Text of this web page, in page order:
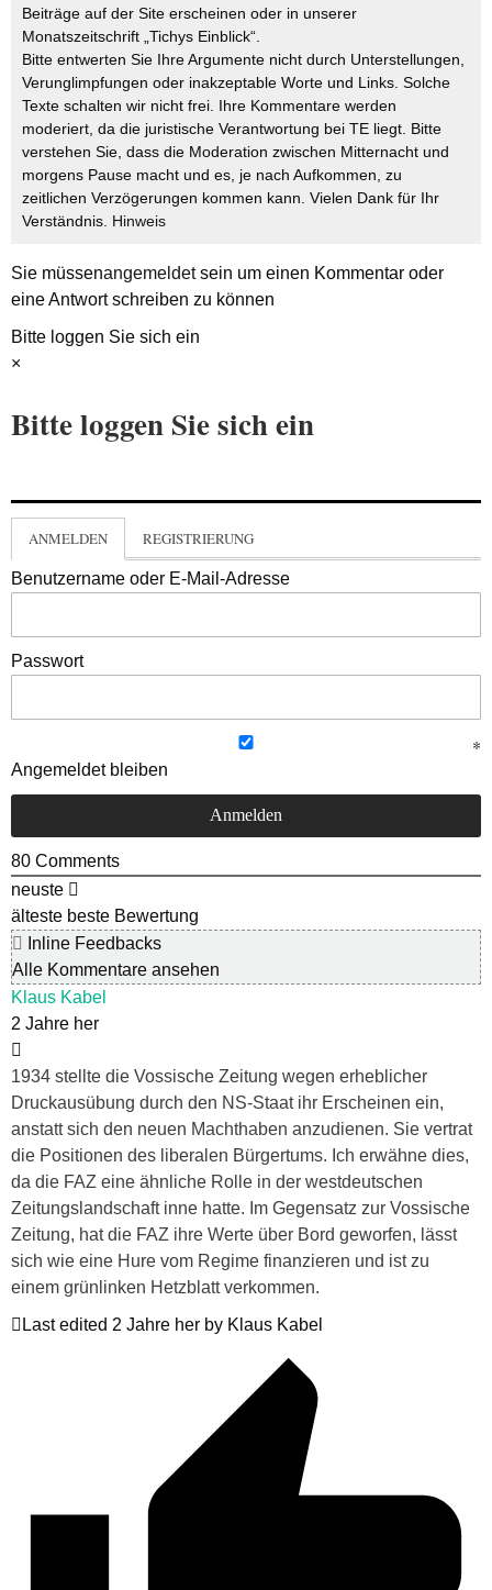
Beiträge auf der Site erscheinen oder in unserer
Monatszeitschrift „Tichys Einblick“.
Bitte entwerten Sie Ihre Argumente nicht durch Unterstellungen,
Verunglimpfungen oder inakzeptable Worte und Links. Solche
Texte schalten wir nicht frei. Ihre Kommentare werden
moderiert, da die juristische Verantwortung bei TE liegt. Bitte
verstehen Sie, dass die Moderation zwischen Mitternacht und
morgens Pause macht und es, je nach Aufkommen, zu
zeitlichen Verzögerungen kommen kann. Vielen Dank für Ihr
Verständnis. Hinweis
Sie müssenangemeldetsein um einen Kommentar oder
eine Antwort schreiben zu können
Bitte loggen Sie sich ein
×
Bitte loggen Sie sich ein
ANMELDEN REGISTRIERUNG
Benutzername oder E-Mail-Adresse
Passwort
Angemeldet bleiben
80 Comments
neuste
älteste beste Bewertung
Inline Feedbacks
Alle Kommentare ansehen
Klaus Kabel
2 Jahre her
1934 stellte die Vossische Zeitung wegen erheblicher
Druckausübung durch den NS-Staat ihr Erscheinen ein,
anstatt sich den neuen Machthaben anzudienen. Sie vertrat
die Positionen des liberalen Bürgertums. Ich erwähne dies,
da die FAZ eine ähnliche Rolle in der westdeutschen
Zeitungslandschaft inne hatte. Im Gegensatz zur Vossische
Zeitung, hat die FAZ ihre Werte über Bord geworfen, lässt
sich wie eine Hure vom Regime finanzieren und ist zu
einem grünlinken Hetzblatt verkommen.
Last edited 2 Jahre her by Klaus Kabel